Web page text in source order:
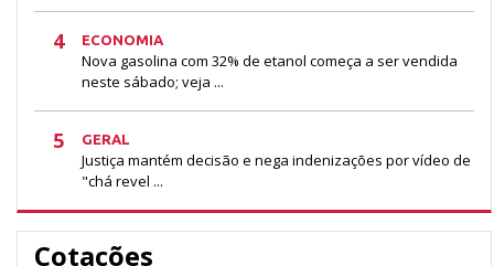
4 ECONOMIA
Nova gasolina com 32% de etanol começa a ser vendida
neste sábado; veja ...
5 GERAL
Justiça mantém decisão e nega indenizações por vídeo de
"chá revel ...
Cotações